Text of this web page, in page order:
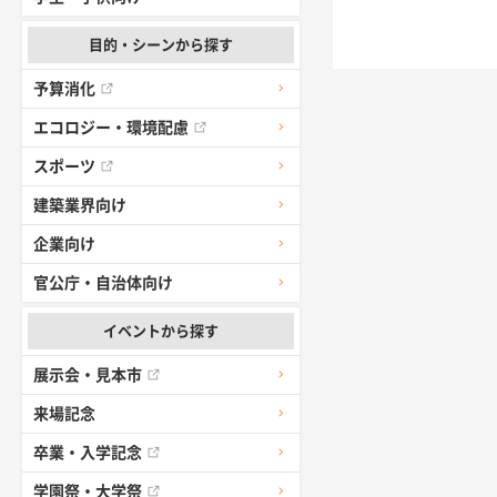
目的・シーンから探す
予算消化
エコロジー・環境配慮
スポーツ
建築業界向け
企業向け
官公庁・自治体向け
イベントから探す
展示会・見本市
来場記念
卒業・入学記念
学園祭・大学祭